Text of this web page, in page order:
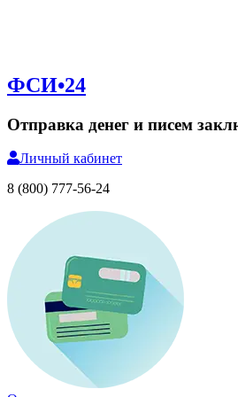
ФСИ•24
Отправка денег и писем
Личный кабинет
8 (800) 777-56-24